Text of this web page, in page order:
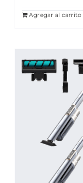
Agregar al carrito